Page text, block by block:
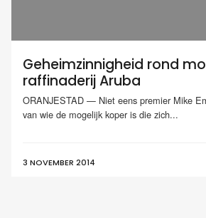
Geheimzinnigheid rond
raffinaderij Aruba
ORANJESTAD — Niet eens premier Mike
van wie de mogelijk koper is die zich...
3 NOVEMBER 2014